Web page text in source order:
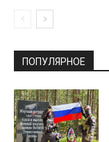
ПОПУЛЯРНОЕ